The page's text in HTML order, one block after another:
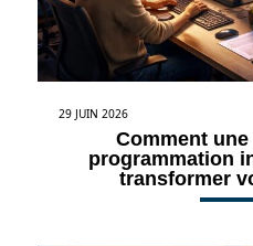
29 JUIN 2026
Comment
programmation
transformer